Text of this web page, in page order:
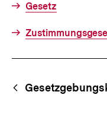
Gesetz
Content-
Navigation